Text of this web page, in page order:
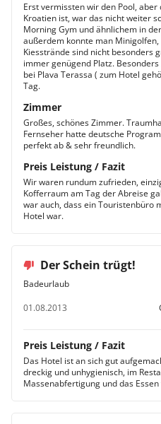
Erst vermissten wir den Pool,
Kroatien ist, war das nicht weiter
Morning Gym und ähnlichem in
außerdem konnte man
Kiesstrände sind nicht besonders
immer genügend Platz.
bei Plava Terassa ( zum Hotel
Tag.
Zimmer
Großes, schönes Zimmer.
Fernseher hatte deutsche
perfekt ab & sehr freundlich.
Preis Leistung / Fazit
Wir waren rundum zufrieden,
Kofferraum am Tag der Abreise
war auch, dass ein Touristenbüro
Hotel war.
Der Schein trügt!
Badeurlaub
01.08.2013
Preis Leistung / Fazit
Das Hotel ist an sich gut
dreckig und unhygienisch, im
Massenabfertigung und das